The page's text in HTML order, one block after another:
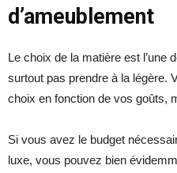
d’ameublement
Le choix de la matière est l’une
surtout pas prendre à la légère.
choix en fonction de vos goûts,
Si vous avez le budget
luxe, vous pouvez bien